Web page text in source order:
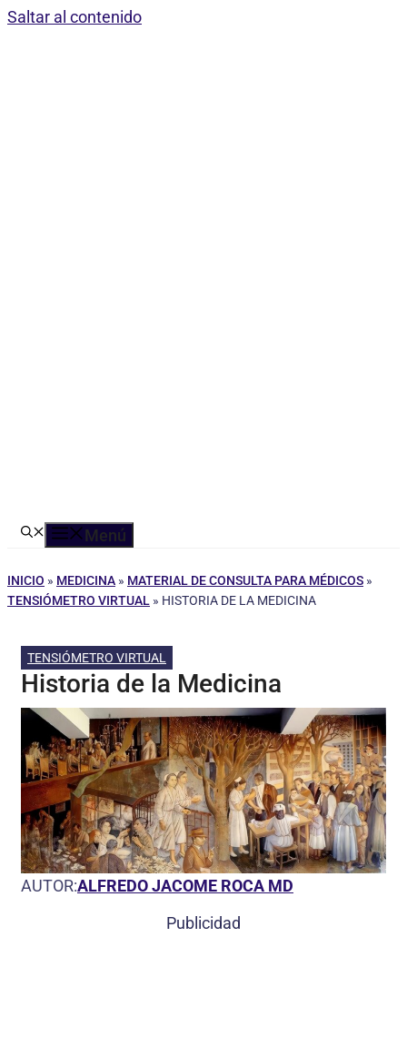
Saltar al contenido
Menú
INICIO » MEDICINA » MATERIAL DE CONSULTA PARA MÉDICOS »
TENSIÓMETRO VIRTUAL » HISTORIA DE LA MEDICINA
TENSIÓMETRO VIRTUAL
Historia de la Medicina
AUTOR:ALFREDO JACOME ROCA MD
Publicidad